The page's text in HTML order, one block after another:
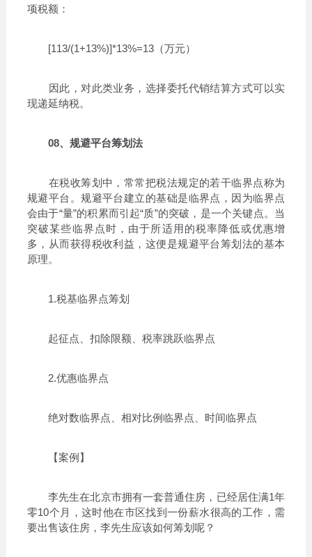
项税额：
[113/(1+13%)]*13%=13（万元）
因此，对此类业务，选择委托代销结算方式可以实
现递延纳税。
08、规避平台筹划法
在税收筹划中，常常把税法规定的若干临界点称为
规避平台。规避平台建立的基础是临界点，因为临界点
会由于“量”的积累而引起“质”的突破，是一个关键点。当
突破某些临界点时，由于所适用的税率降低或优惠增
多，从而获得税收利益，这便是规避平台筹划法的基本
原理。
1.税基临界点筹划
起征点、扣除限额、税率跳跃临界点
2.优惠临界点
绝对数临界点、相对比例临界点、时间临界点
【案例】
李先生在北京市拥有一套普通住房，已经居住满1年
零10个月，这时他在市区找到一份薪水很高的工作，需
要出售该住房，李先生应该如何筹划呢？